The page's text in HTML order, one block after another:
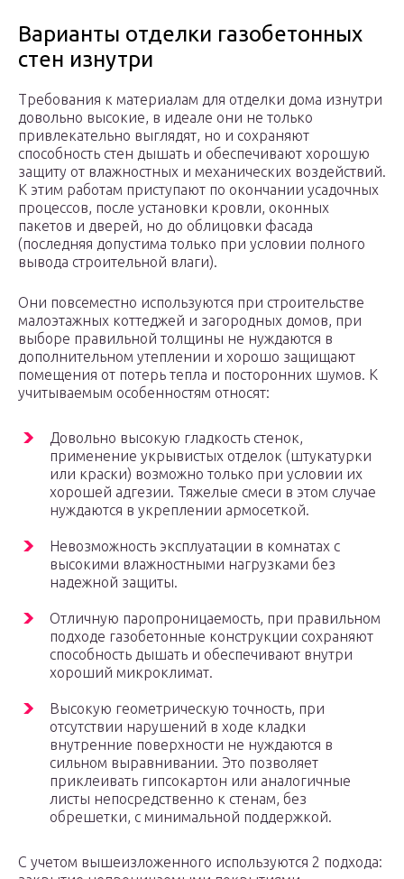
Варианты отделки газобетонных
стен изнутри
Требования к материалам для отделки дома изнутри
довольно высокие, в идеале они не только
привлекательно выглядят, но и сохраняют
способность стен дышать и обеспечивают хорошую
защиту от влажностных и механических воздействий.
К этим работам приступают по окончании усадочных
процессов, после установки кровли, оконных
пакетов и дверей, но до облицовки фасада
(последняя допустима только при условии полного
вывода строительной влаги).
Они повсеместно используются при строительстве
малоэтажных коттеджей и загородных домов, при
выборе правильной толщины не нуждаются в
дополнительном утеплении и хорошо защищают
помещения от потерь тепла и посторонних шумов. К
учитываемым особенностям относят:
Довольно высокую гладкость стенок,
применение укрывистых отделок (штукатурки
или краски) возможно только при условии их
хорошей адгезии. Тяжелые смеси в этом случае
нуждаются в укреплении армосеткой.
Невозможность эксплуатации в комнатах с
высокими влажностными нагрузками без
надежной защиты.
Отличную паропроницаемость, при правильном
подходе газобетонные конструкции сохраняют
способность дышать и обеспечивают внутри
хороший микроклимат.
Высокую геометрическую точность, при
отсутствии нарушений в ходе кладки
внутренние поверхности не нуждаются в
сильном выравнивании. Это позволяет
приклеивать гипсокартон или аналогичные
листы непосредственно к стенам, без
обрешетки, с минимальной поддержкой.
С учетом вышеизложенного используются 2 подхода: